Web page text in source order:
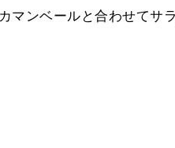
マンベールと合わせてサ